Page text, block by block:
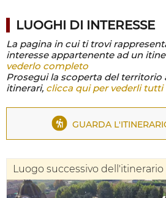
LUOGHI DI INTERESSE
La pagina in cui ti trovi
interesse appartenente ad un
vederlo completo
Prosegui la scoperta del territorio
itinerari, clicca qui per vederli tutti
GUARDA
Luogo successivo dell'itinerario